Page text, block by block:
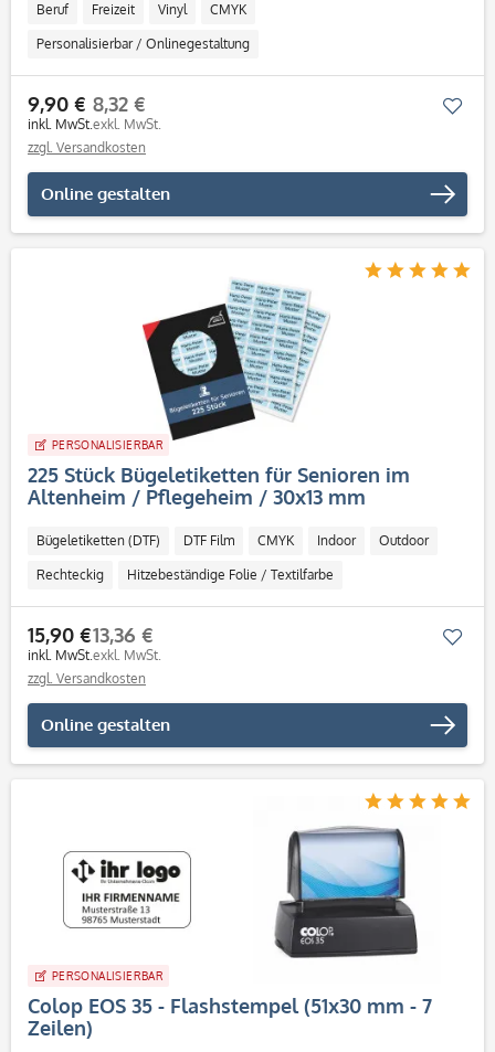
Beruf Freizeit Vinyl CMYK
Personalisierbar / Onlinegestaltung
9,90 €
inkl. MwSt.
8,32 €
exkl. MwSt.
zzgl. Versandkosten
Online gestalten
PERSONALISIERBAR
225 Stück Bügeletiketten für Senioren im
Altenheim / Pflegeheim / 30x13 mm
Bügeletiketten (DTF) DTF Film CMYK Indoor Outdoor
Rechteckig Hitzebeständige Folie / Textilfarbe
15,90 €
inkl. MwSt.
13,36 €
exkl. MwSt.
zzgl. Versandkosten
Online gestalten
PERSONALISIERBAR
Colop EOS 35 - Flashstempel (51x30 mm - 7
Zeilen)